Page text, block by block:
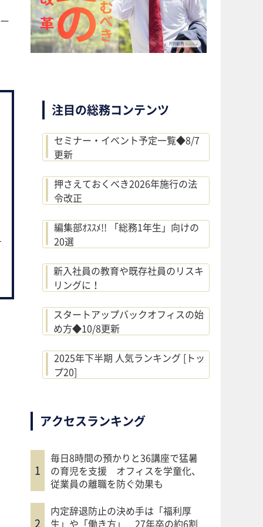
注目の総務コンテンツ
セミナー・イベント予定一覧◆8/7
更新
押さえておくべき2026年施行の法
令改正
編集部ｵｽｽﾒ!! 「総務1年生」向けの
20選
新入社員の教育や既存社員のリスキ
リングに！
スタートアップバックオフィスの始
め方◆10/8更新
2025年下半期 人気ランキング [トッ
プ20]
アクセスランキング
毎日8時間の預かりと36講座で猛暑
の育児を支援 オフィスを学童化、
従業員の離職を防ぐ効果も
内定辞退防止の決め手は「福利厚
生」や「働き方」 27年卒の約6割